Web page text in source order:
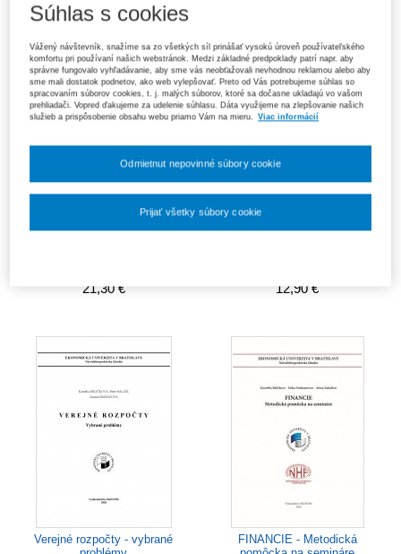
21,30 € 12,90 €
Verejné rozpočty - vybrané
FINANCIE - Metodická
Súhlas s cookies
Vážený návštevník, snažíme sa zo všetkých síl prinášať vysokú úroveň používateľského
komfortu pri používaní našich webstránok. Medzi základné predpoklady patrí napr. aby
správne fungovalo vyhľadávanie, aby sme vás neobťažovali nevhodnou reklamou alebo aby
sme mali dostatok podnetov, ako web vylepšovať. Preto od Vás potrebujeme súhlas so
spracovaním súborov cookies, t. j. malých súborov, ktoré sa dočasne ukladajú vo vašom
prehliadači. Vopred ďakujeme za udelenie súhlasu. Dáta využijeme na zlepšovanie našich
služieb a prispôsobenie obsahu webu priamo Vám na mieru.
Viac informácií
Odmietnut nepovinné súbory cookie
Prijať všetky súbory cookie